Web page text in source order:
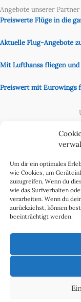
Um dir ein optimales
wie Cookies, um
zuzugreifen. Wenn du
wie das Surfverhalten
verarbeiten. Wenn du
zurückziehst, können
beeinträchtigt werden.
Angebote unserer Partner
Preiswerte Flüge in die
Aktuelle Flug-Angebote
Mit Lufthansa fliegen und
Preiswert mit Eurowings
Werben